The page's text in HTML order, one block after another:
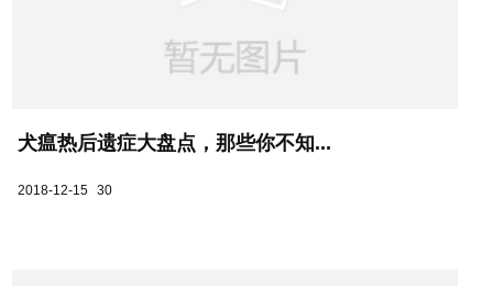
犬瘟热后遗症大盘点，那些你不知...
2018-12-15 30